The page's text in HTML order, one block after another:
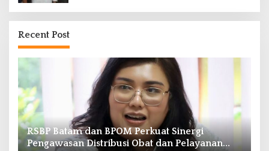
Recent Post
RSBP Batam dan BPOM Perkuat Sinergi
Pengawasan Distribusi Obat dan Pelayanan